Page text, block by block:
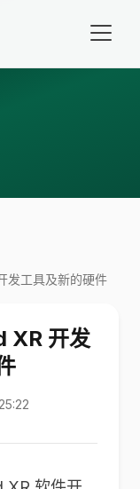
发工具及新的硬件
XR 开发